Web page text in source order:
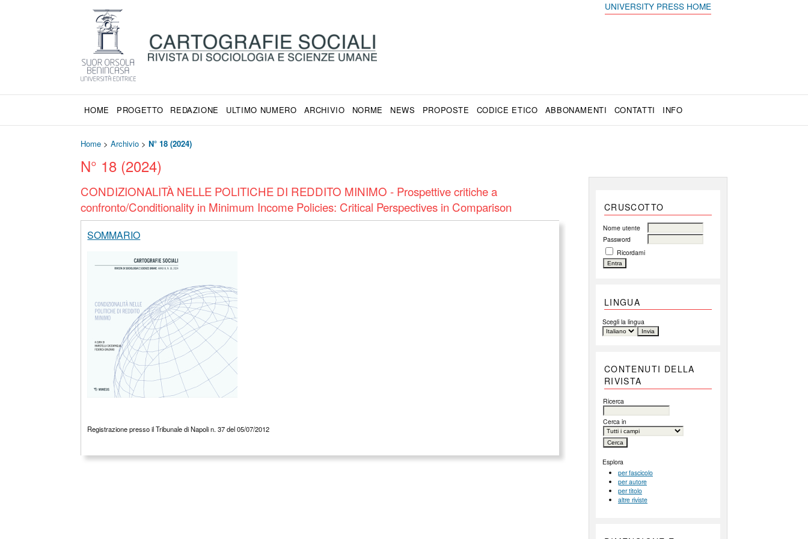
UNIVERSITY PRESS HOME
HOME PROGETTO REDAZIONE ULTIMO NUMERO ARCHIVIO NORME NEWS PROPOSTE CODICE ETICO ABBONAMENTI CONTATTI INFO
CRUSCOTTO
Nome utente
Password
Ricordami
LINGUA
Scegli la lingua
CONTENUTI DELLA
RIVISTA
Ricerca
Cerca in
Esplora
per fascicolo
per autore
per titolo
altre riviste
Home >Archivio >N° 18 (2024)
N° 18 (2024)
CONDIZIONALITÀ NELLE POLITICHE DI REDDITO MINIMO - Prospettive critiche a
confronto/Conditionality in Minimum Income Policies: Critical Perspectives in Comparison
SOMMARIO
Registrazione presso il Tribunale di Napoli n. 37 del 05/07/2012